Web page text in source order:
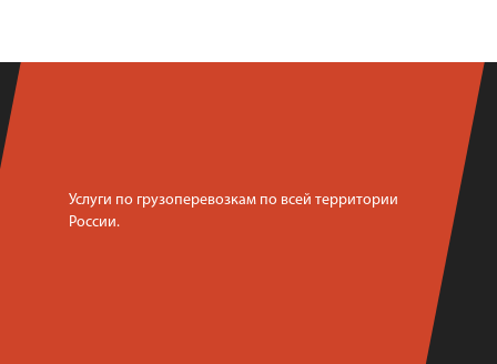
Услуги по грузоперевозкам по всей территории
России.